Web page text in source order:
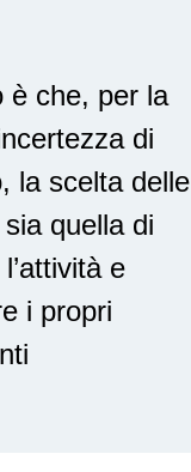
è che, per la
di
la scelta delle
quella di
e
i propri